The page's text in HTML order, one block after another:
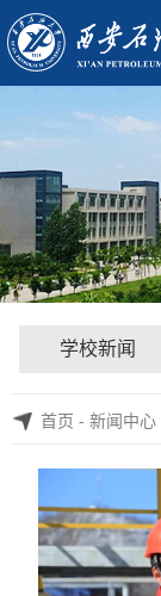
学校新闻
首页-新闻中心